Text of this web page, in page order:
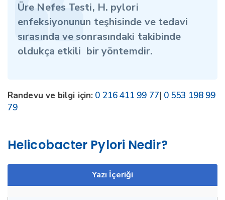
Üre Nefes Testi, H. pylori
enfeksiyonunun teşhisinde ve tedavi
sırasında ve sonrasındaki takibinde
oldukça etkili bir yöntemdir.
Randevu ve bilgi için: 0 216 411 99 77| 0 553 198 99
79
Helicobacter Pylori Nedir?
Yazı İçeriği